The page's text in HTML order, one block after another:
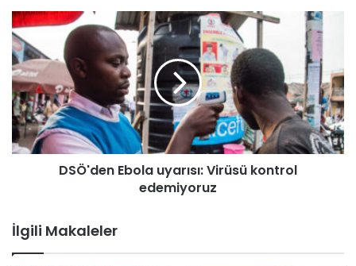
ı
n
a
r
d
ı
n
d
a
M
e
D
S
Ö
'
d
e
n
E
b
y
a
DSÖ'den Ebola uyarısı: Virüsü kontrol
edemiyoruz
İlgili Makaleler